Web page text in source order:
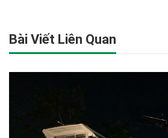
Bài Viết Liên Quan